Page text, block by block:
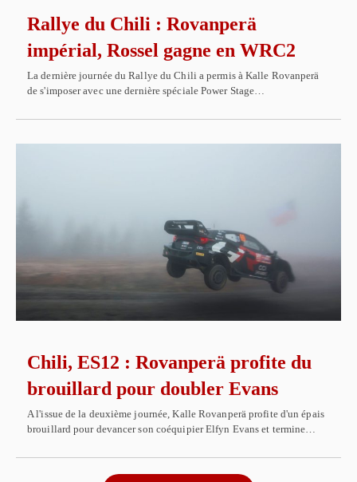
Rallye du Chili : Rovanperä
impérial, Rossel gagne en WRC2
La dernière journée du Rallye du Chili a permis à Kalle Rovanperä
de s'imposer avec une dernière spéciale Power Stage…
Chili, ES12 : Rovanperä profite du
brouillard pour doubler Evans
A l'issue de la deuxième journée, Kalle Rovanperä profite d'un épais
brouillard pour devancer son coéquipier Elfyn Evans et termine…